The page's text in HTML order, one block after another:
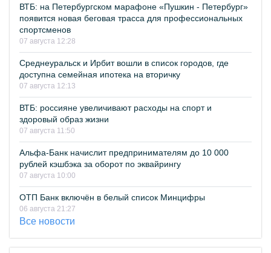
ВТБ: на Петербургском марафоне «Пушкин - Петербург»
появится новая беговая трасса для профессиональных
спортсменов
07 августа 12:28
Среднеуральск и Ирбит вошли в список городов, где
доступна семейная ипотека на вторичку
07 августа 12:13
ВТБ: россияне увеличивают расходы на спорт и
здоровый образ жизни
07 августа 11:50
Альфа-Банк начислит предпринимателям до 10 000
рублей кэшбэка за оборот по эквайрингу
07 августа 10:00
ОТП Банк включён в белый список Минцифры
06 августа 21:27
Все новости